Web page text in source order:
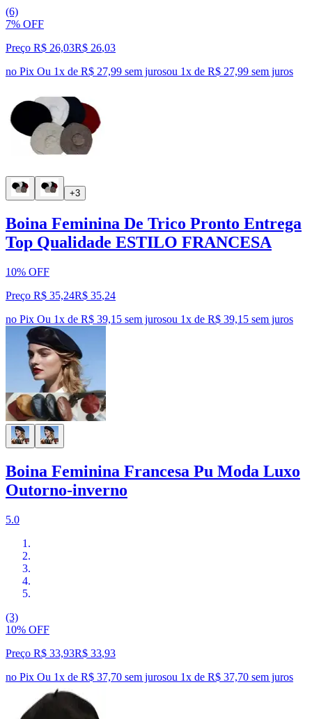
(6)
7% OFF
Preço R$ 26,03R$ 26,03
no Pix Ou 1x de R$ 27,99 sem jurosou 1x de R$ 27,99 sem juros
+3
Boina Feminina De Trico Pronto Entrega
Top Qualidade ESTILO FRANCESA
10% OFF
Preço R$ 35,24R$ 35,24
no Pix Ou 1x de R$ 39,15 sem jurosou 1x de R$ 39,15 sem juros
Boina Feminina Francesa Pu Moda Luxo
Outorno-inverno
5.0
(3)
10% OFF
Preço R$ 33,93R$ 33,93
no Pix Ou 1x de R$ 37,70 sem jurosou 1x de R$ 37,70 sem juros